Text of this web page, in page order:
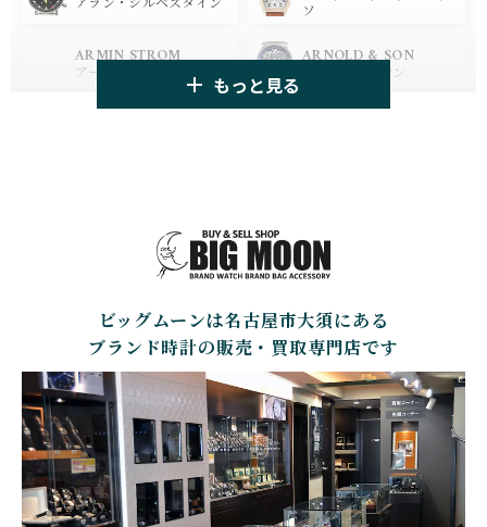
HUBLOT
ウブロ
ZENITH
BELL＆ROSS SINN
ジン
CARTIER
カルティエ
CHANEL
シャネル
CHOPARD
ショパール
SEIKO
セイコー
GLASHUTTE ORIGINA
L
グラスヒュッテ・オリジ
ナル
CHRONOSWISS
クロノスイス
ソ
ARMIN STROM
アーミン・シュトローム
ARNOLD & SON
アーノルド&サン
BAMFORD LONDON
バンフォード・ロンドン
BAUME&MERCIER
ボーム＆メルシエ
BEAUBLEU
ボーブルー
BELL＆ROSS
ベル＆ロス
BLANCPAIN
ブランパン
BOLDR Supply Compan
y
ボルダー・サプライ・カ
ンパニー
BOVET
ボヴェ
BREGUET
ブレゲ
もっと見る
ビッグムーンは名古屋市大須にある
ブランド時計の販売・買取専門店です